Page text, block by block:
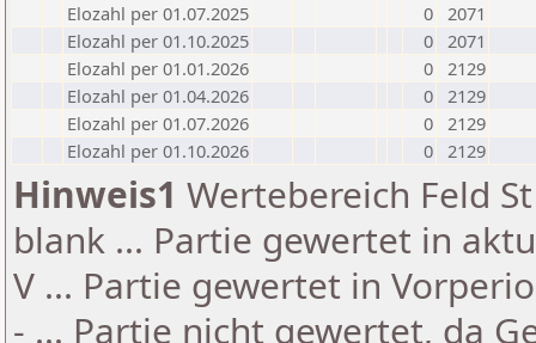
Elozahl per 01.07.2025
0 2071
Elozahl per 01.10.2025
0 2071
Elozahl per 01.01.2026
0 2129
Elozahl per 01.04.2026
0 2129
Elozahl per 01.07.2026
0 2129
Elozahl per 01.10.2026
0 2129
Hinweis1 Wertebereich Feld
blank ... Partie gewertet in
V ... Partie gewertet in
- ... Partie nicht gewertet, da